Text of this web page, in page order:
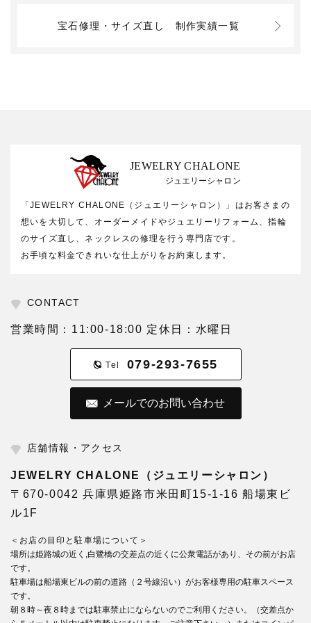
宝石修理・サイズ直し 制作実績一覧
JEWELRY CHALONE
ジュエリーシャロン
「JEWELRY CHALONE（ジュエリーシャロン）」はお客さまの
想いを大切して、オーダーメイドやジュエリーリフォーム、指輪
のサイズ直し、ネックレスの修理を行う専門店です。
お手頃な料金できれいな仕上がりをお約束します。
CONTACT
営業時間：11:00-18:00 定休日：水曜日
Tel 079-293-7655
メールでのお問い合わせ
店舗情報・アクセス
JEWELRY CHALONE（ジュエリーシャロン）
〒670-0042 兵庫県姫路市米田町15-1-16 船場東ビ
ル1F
＜お店の目印と駐車場について＞
場所は姫路城の近く,白鷺橋の交差点の近くに公衆電話があり、その前がお店
です。
駐車場は船場東ビルの前の道路（２号線沿い）がお客様専用の駐車スペース
です。
朝８時～夜８時までは駐車禁止にならないのでご利用ください。（交差点か